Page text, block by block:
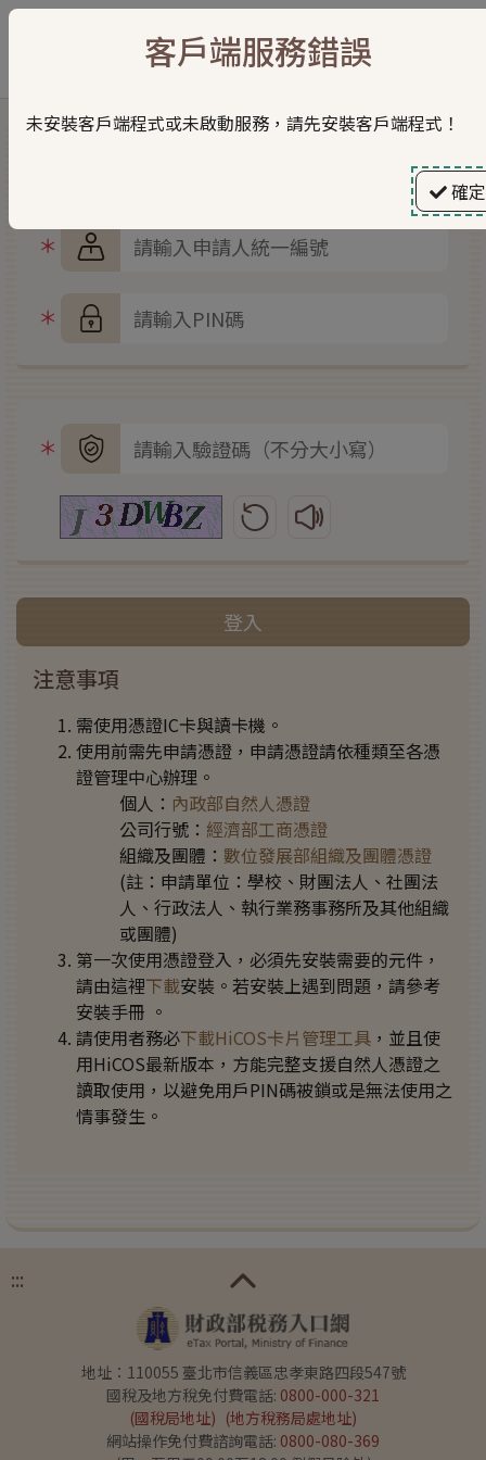
申請人（或營利事業）統一編號
PIN碼
圖形驗證碼
更新圖形驗證碼播放圖形驗證碼語音
登入
注意事項
需使用憑證IC卡與讀卡機。
使用前需先申請憑證，申請憑證請依種類至各憑
證管理中心辦理。
個人： 內政部自然人憑證
公司行號： 經濟部工商憑證
組織及團體： 數位發展部組織及團體憑證
(註：申請單位：學校、財團法人、社團法
人、行政法人、執行業務事務所及其他組織
或團體)
第一次使用憑證登入，必須先安裝需要的元件，
請由這裡下載安裝。若安裝上遇到問題，請參考
安裝手冊 。
請使用者務必下載HiCOS卡片管理工具 ，並且使
用HiCOS最新版本，方能完整支援自然人憑證之
讀取使用，以避免用戶PIN碼被鎖或是無法使用之
情事發生。
:::
地址：110055 臺北市信義區忠孝東路四段547號
國稅及地方稅免付費電話: 0800-000-321
(國稅局地址) (地方稅務局處地址)
網站操作免付費諮詢電話: 0800-080-369
客戶端服務錯誤
未安裝客戶端程式或未啟動服務，請先安裝客戶端程式！
確定